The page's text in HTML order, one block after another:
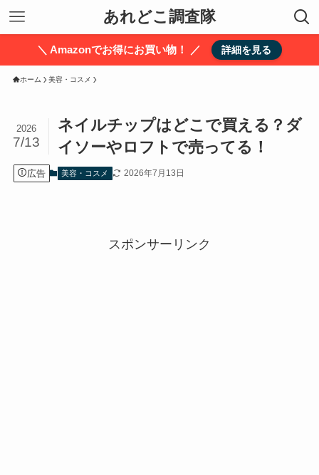
あれどこ調査隊
＼ Amazonでお得にお買い物！ ／ 詳細を見る
ホーム 美容・コスメ
ネイルチップはどこで買える？ダ
イソーやロフトで売ってる！
2026
7/13
広告 美容・コスメ 2026年7月13日
スポンサーリンク